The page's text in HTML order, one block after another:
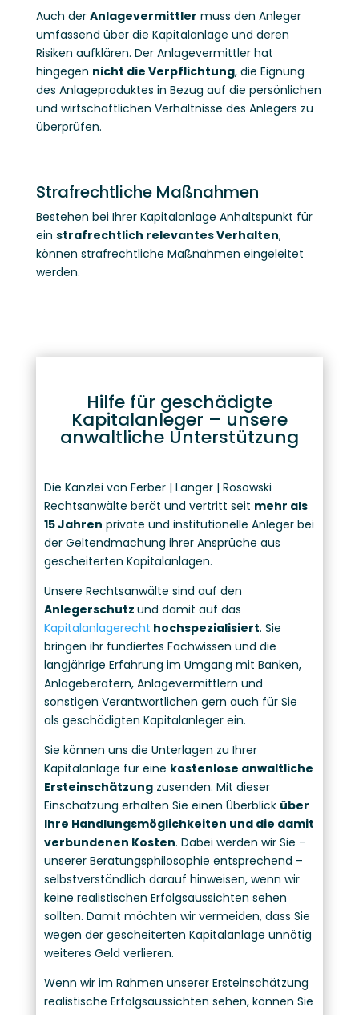
Auch der Anlagevermittler muss den Anleger
umfassend über die Kapitalanlage und deren
Risiken aufklären. Der Anlagevermittler hat
hingegen nicht die Verpflichtung, die Eignung
des Anlageproduktes in Bezug auf die persönlichen
und wirtschaftlichen Verhältnisse des Anlegers zu
überprüfen.
Strafrechtliche Maßnahmen
Bestehen bei Ihrer Kapitalanlage Anhaltspunkt für
ein strafrechtlich relevantes Verhalten,
können strafrechtliche Maßnahmen eingeleitet
werden.
Hilfe für geschädigte
Kapitalanleger – unsere
anwaltliche Unterstützung
Die Kanzlei von Ferber | Langer | Rosowski
Rechtsanwälte berät und vertritt seit mehr als
15 Jahren private und institutionelle Anleger bei
der Geltendmachung ihrer Ansprüche aus
gescheiterten Kapitalanlagen.
Unsere Rechtsanwälte sind auf den
Anlegerschutz und damit auf das
Kapitalanlagerecht hochspezialisiert. Sie
bringen ihr fundiertes Fachwissen und die
langjährige Erfahrung im Umgang mit Banken,
Anlageberatern, Anlagevermittlern und
sonstigen Verantwortlichen gern auch für Sie
als geschädigten Kapitalanleger ein.
Sie können uns die Unterlagen zu Ihrer
Kapitalanlage für eine kostenlose anwaltliche
Ersteinschätzungzusenden. Mit dieser
Einschätzung erhalten Sie einen Überblick über
Ihre Handlungsmöglichkeiten und die damit
verbundenen Kosten. Dabei werden wir Sie –
unserer Beratungsphilosophie entsprechend –
selbstverständlich darauf hinweisen, wenn wir
keine realistischen Erfolgsaussichten sehen
sollten. Damit möchten wir vermeiden, dass Sie
wegen der gescheiterten Kapitalanlage unnötig
weiteres Geld verlieren.
Wenn wir im Rahmen unserer Ersteinschätzung
realistische Erfolgsaussichten sehen, können Sie